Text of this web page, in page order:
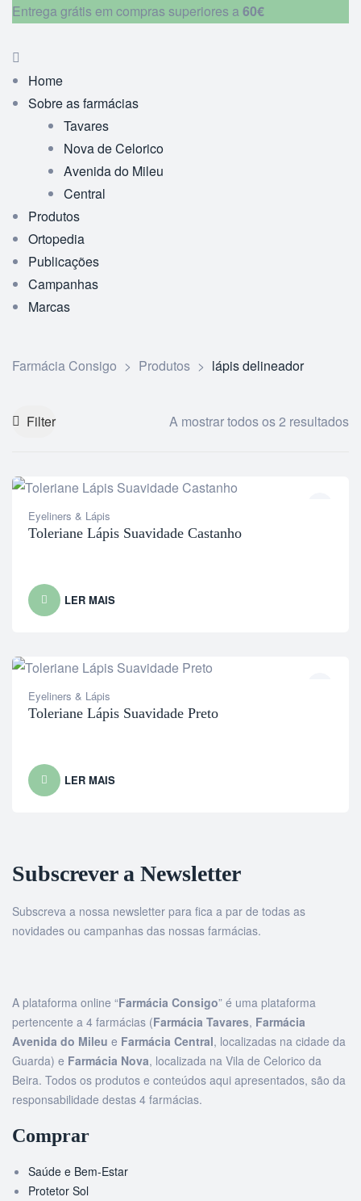
Entrega grátis em compras superiores a60€
Home
Sobre as farmácias
Tavares
Nova de Celorico
Avenida do Mileu
Central
Produtos
Ortopedia
Publicações
Campanhas
Marcas
Farmácia Consigo > Produtos > lápis delineador
Filter A mostrar todos os 2 resultados
Eyeliners & Lápis
Toleriane Lápis Suavidade Castanho
LER MAIS
Eyeliners & Lápis
Toleriane Lápis Suavidade Preto
LER MAIS
Subscrever a Newsletter
Subscreva a nossa newsletter para fica a par de todas as
novidades ou campanhas das nossas farmácias.
A plataforma online “Farmácia Consigo” é uma plataforma
pertencente a 4 farmácias (Farmácia Tavares, Farmácia
Avenida do Mileu e Farmácia Central, localizadas na cidade da
Guarda) e Farmácia Nova, localizada na Vila de Celorico da
Beira. Todos os produtos e conteúdos aqui apresentados, são da
responsabilidade destas 4 farmácias.
Comprar
Saúde e Bem-Estar
Protetor Sol